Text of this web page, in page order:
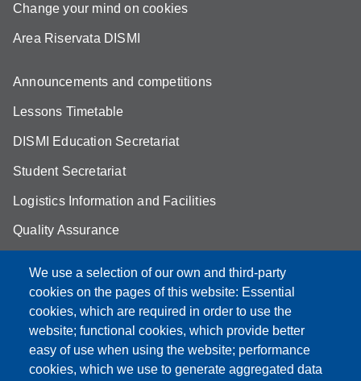
We use a selection of our own and third-party
cookies on the pages of this website: Essential
cookies, which are required in order to use the
website; functional cookies, which provide better
easy of use when using the website; performance
cookies, which we use to generate aggregated data
Change your mind on cookies
Area Riservata DISMI
Announcements and competitions
Lessons Timetable
DISMI Education Secretariat
Student Secretariat
Logistics Information and Facilities
Quality Assurance
Aule Unimore
prenotazione autocarro DISMI